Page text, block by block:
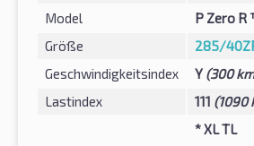
Model
P Zero R
Größe
285/
Geschwindigkeitsindex
Y (300
Lastindex
111 (1090
* XL TL